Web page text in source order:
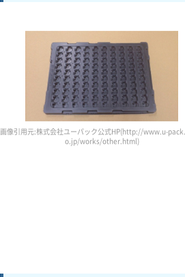
画像引用元:株式会社ユーパック公式HP(http://www.u-
o.jp/works/other.html)